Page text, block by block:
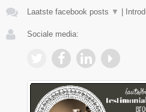
Laatste facebook posts ▼
Sociale media: